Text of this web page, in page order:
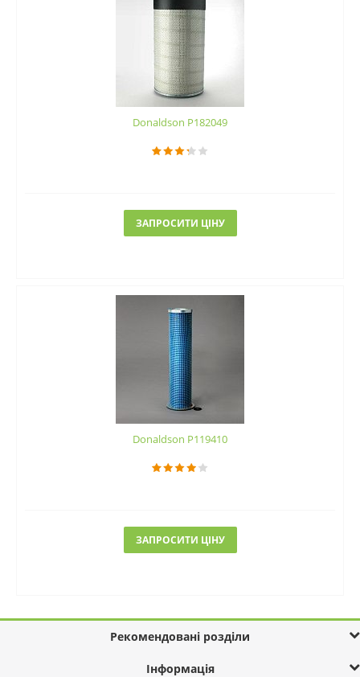
Donaldson P182049
ЗАПРОСИТИ ЦІНУ
Donaldson P119410
ЗАПРОСИТИ ЦІНУ
Рекомендовані розділи
Інформація